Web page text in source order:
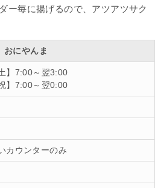
ー毎に揚げるので、アツアツサク
おにやんま
】7:00～翌3:00
】7:00～翌0:00
カウンターのみ